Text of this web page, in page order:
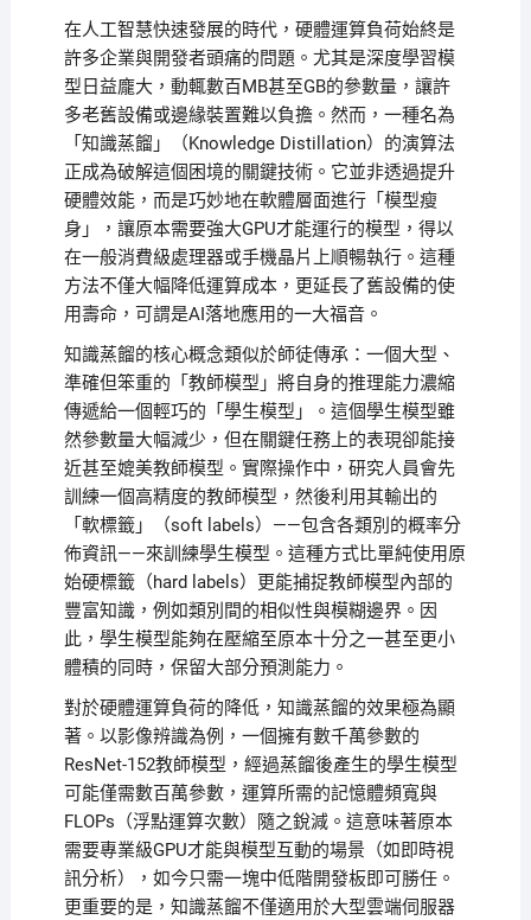
在人工智慧快速發展的時代，硬體運算負荷始終是
許多企業與開發者頭痛的問題。尤其是深度學習模
型日益龐大，動輒數百MB甚至GB的參數量，讓許
多老舊設備或邊緣裝置難以負擔。然而，一種名為
「知識蒸餾」（Knowledge Distillation）的演算法
正成為破解這個困境的關鍵技術。它並非透過提升
硬體效能，而是巧妙地在軟體層面進行「模型瘦
身」，讓原本需要強大GPU才能運行的模型，得以
在一般消費級處理器或手機晶片上順暢執行。這種
方法不僅大幅降低運算成本，更延長了舊設備的使
用壽命，可謂是AI落地應用的一大福音。
知識蒸餾的核心概念類似於師徒傳承：一個大型、
準確但笨重的「教師模型」將自身的推理能力濃縮
傳遞給一個輕巧的「學生模型」。這個學生模型雖
然參數量大幅減少，但在關鍵任務上的表現卻能接
近甚至媲美教師模型。實際操作中，研究人員會先
訓練一個高精度的教師模型，然後利用其輸出的
「軟標籤」（soft labels）——包含各類別的概率分
佈資訊——來訓練學生模型。這種方式比單純使用原
始硬標籤（hard labels）更能捕捉教師模型內部的
豐富知識，例如類別間的相似性與模糊邊界。因
此，學生模型能夠在壓縮至原本十分之一甚至更小
體積的同時，保留大部分預測能力。
對於硬體運算負荷的降低，知識蒸餾的效果極為顯
著。以影像辨識為例，一個擁有數千萬參數的
ResNet-152教師模型，經過蒸餾後產生的學生模型
可能僅需數百萬參數，運算所需的記憶體頻寬與
FLOPs（浮點運算次數）隨之銳減。這意味著原本
需要專業級GPU才能與模型互動的場景（如即時視
訊分析），如今只需一塊中低階開發板即可勝任。
更重要的是，知識蒸餾不僅適用於大型雲端伺服器